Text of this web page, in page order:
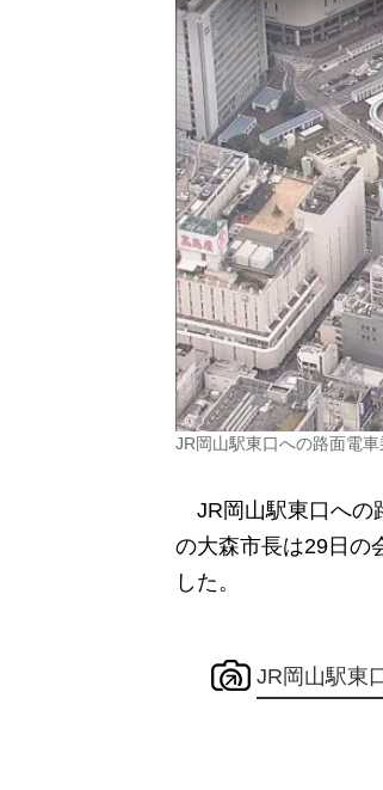
JR岡山駅東口への路面電
JR岡山駅東口への
の大森市長は29日の
した。
JR岡山駅東